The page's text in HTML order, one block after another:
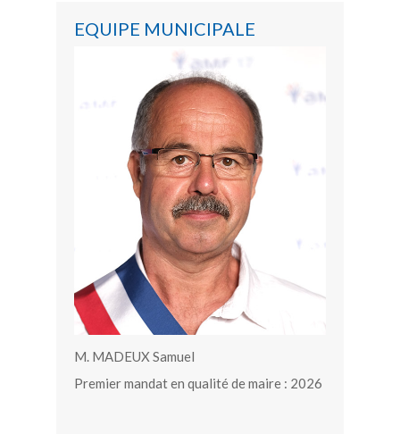
EQUIPE MUNICIPALE
M. MADEUX Samuel
Premier mandat en qualité de maire : 2026